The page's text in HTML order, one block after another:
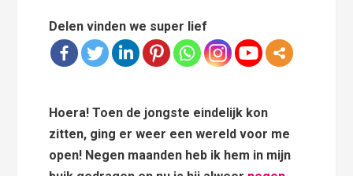
Delen vinden we super lief
Hoera! Toen de jongste eindelijk kon
zitten, ging er weer een wereld voor me
open! Negen maanden heb ik hem in mijn